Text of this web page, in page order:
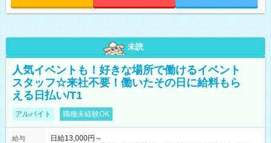
未読
人気イベントも！好きな場所で働けるイベント
スタッフ☆来社不要！働いたその日に給料もら
える日払い/T1
アルバイト 職種未経験OK
給与
日給13,000円～